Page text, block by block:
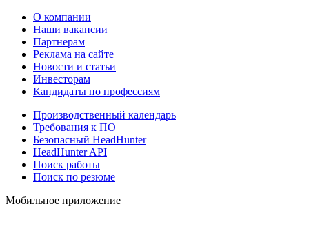
О компании
Наши вакансии
Партнерам
Реклама на сайте
Новости и статьи
Инвесторам
Кандидаты по профессиям
Производственный календарь
Требования к ПО
Безопасный HeadHunter
HeadHunter API
Поиск работы
Поиск по резюме
Мобильное приложение